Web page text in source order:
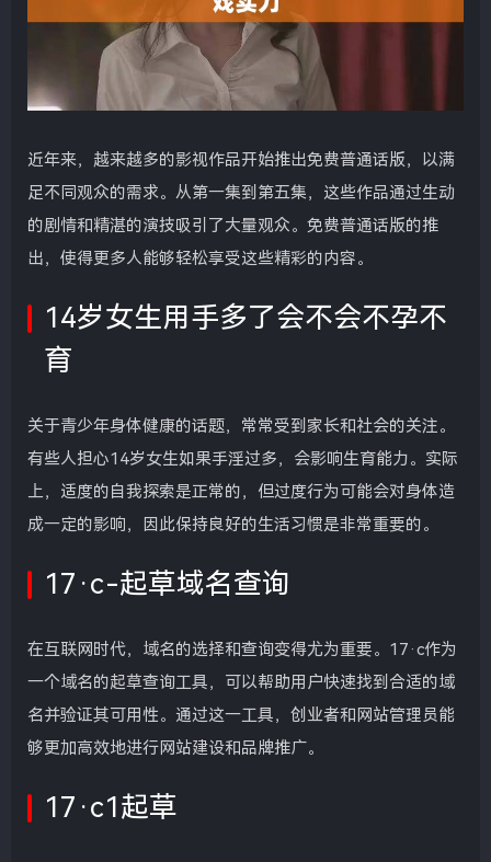
近年来，越来越多的影视作品开始推出免费普通话版，以满
足不同观众的需求。从第一集到第五集，这些作品通过生动
的剧情和精湛的演技吸引了大量观众。免费普通话版的推
出，使得更多人能够轻松享受这些精彩的内容。
14岁女生用手多了会不会不孕不
育
关于青少年身体健康的话题，常常受到家长和社会的关注。
有些人担心14岁女生如果手淫过多，会影响生育能力。实际
上，适度的自我探索是正常的，但过度行为可能会对身体造
成一定的影响，因此保持良好的生活习惯是非常重要的。
17·c-起草域名查询
在互联网时代，域名的选择和查询变得尤为重要。17·c作为
一个域名的起草查询工具，可以帮助用户快速找到合适的域
名并验证其可用性。通过这一工具，创业者和网站管理员能
够更加高效地进行网站建设和品牌推广。
17·c1起草